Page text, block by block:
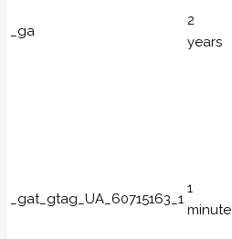
_ga
2
years
_gat_gtag_UA_60715163_1
1
minute